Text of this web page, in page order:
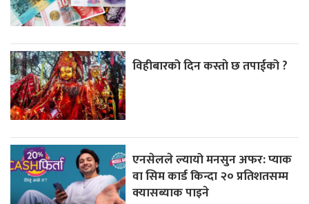
विहीबारको दिन कस्ताे छ तपाईको ?
एनसेलले ल्यायो मनसुन अफर: प्याक
वा सिम कार्ड किन्दा २० प्रतिशतसम्म
क्यासब्याक पाइने